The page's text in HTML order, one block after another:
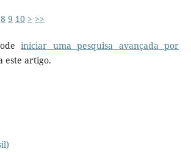
8 9 10 > >>
iniciar uma pesquisa avançada por
este artigo.